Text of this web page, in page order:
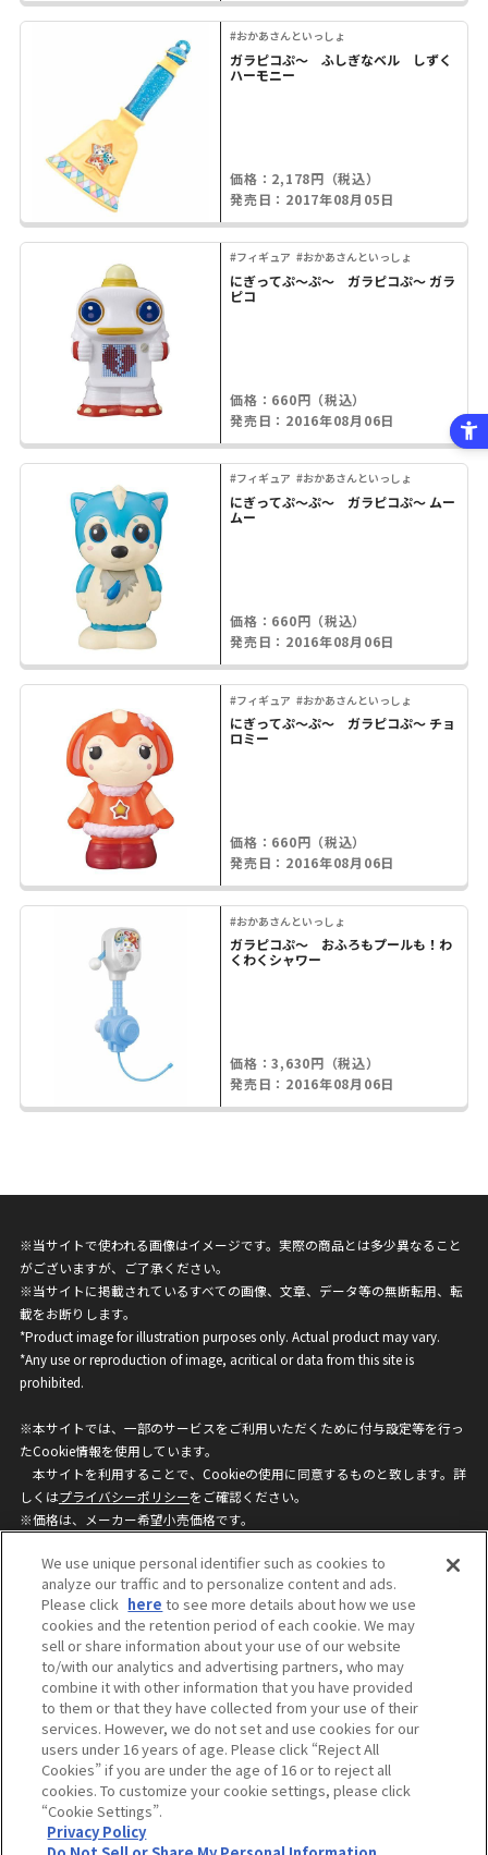
#おかあさんといっしょ
ガラピコぷ～ ふしぎなベル しずく
ハーモニー
価格：2,178円（税込）
発売日：2017年08月05日
#フィギュア #おかあさんといっしょ
にぎってぷ～ぷ～ ガラピコぷ～ ガラ
ピコ
価格：660円（税込）
発売日：2016年08月06日
#フィギュア #おかあさんといっしょ
にぎってぷ～ぷ～ ガラピコぷ～ ムー
ムー
価格：660円（税込）
発売日：2016年08月06日
#フィギュア #おかあさんといっしょ
にぎってぷ～ぷ～ ガラピコぷ～ チョ
ロミー
価格：660円（税込）
発売日：2016年08月06日
#おかあさんといっしょ
ガラピコぷ～ おふろもプールも！わ
くわくシャワー
価格：3,630円（税込）
発売日：2016年08月06日
※当サイトで使われる画像はイメージです。実際の商品とは多少異なること
がございますが、ご了承ください。
※当サイトに掲載されているすべての画像、文章、データ等の無断転用、転
載をお断りします。
*Product image for illustration purposes only. Actual product may vary.
*Any use or reproduction of image, acritical or data from this site is
prohibited.
※本サイトでは、一部のサービスをご利用いただくために付与設定等を行っ
たCookie情報を使用しています。
本サイトを利用することで、Cookieの使用に同意するものと致します。詳
しくはプライバシーポリシーをご確認ください。
※価格は、メーカー希望小売価格です。
ざいますのでご了承ください。
privacypolicy
Do Not Sell or Share My
Personal Information
ウェブサイトご利用条件
ソーシャルメディアポリシー
個人情報保護方針
お問い合わせ
©BANDAI
We use unique personal identifier such as cookies to
analyze our traffic and to personalize content and ads.
Please click here to see more details about how we use
cookies and the retention period of each cookie. We may
sell or share information about your use of our website
to/with our analytics and advertising partners, who may
combine it with other information that you have provided
to them or that they have collected from your use of their
services. However, we do not set and use cookies for our
users under 16 years of age. Please click “Reject All
Cookies” if you are under the age of 16 or to reject all
cookies. To customize your cookie settings, please click
“Cookie Settings”.
Privacy Policy